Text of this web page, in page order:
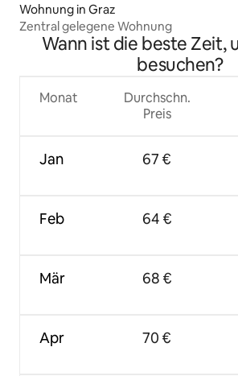
Wohnung in Graz
Zentral gelegene Wohnung
Wann ist die beste Zeit,
besuchen?
Monat
Jan
Feb
Mär
Apr
Durchschn.
Preis
67 €
64 €
68 €
70 €